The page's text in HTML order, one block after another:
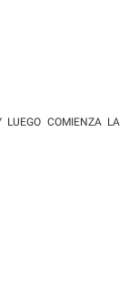
COMIENZA LA